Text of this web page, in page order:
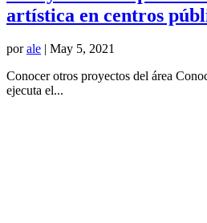
artística en centros
porale | May 5, 2021
Conocer otros proyectos del área
ejecuta el...